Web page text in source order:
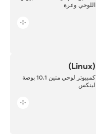
اللوحي وعرة
(Linux)
كمبيوتر لوحي متين 10.1 بوصة
لينكس